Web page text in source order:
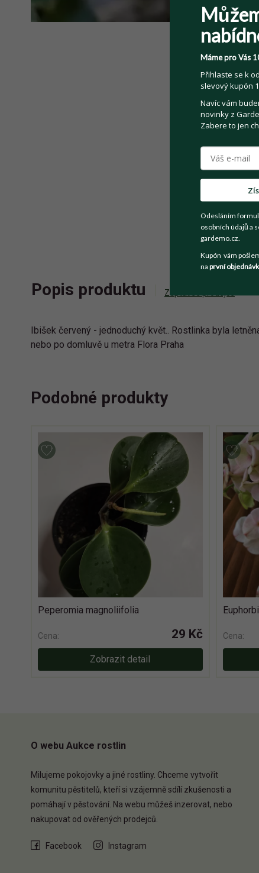
Popis produktu Zeptat se prodejce
Ibišek červený - jednoduchý květ.. Rostlinka byla
nebo po domluvě u metra Flora Praha
Podobné produkty
Peperomia magnoliifolia
Cena: 29 Kč
Zobrazit detail
Cena:
O webu Aukce rostlin
Milujeme pokojovky a jiné rostliny. Chceme vytvořit
komunitu pěstitelů, kteří si vzájemně sdílí zkušenosti a
pomáhají v pěstování. Na webu můžeš inzerovat, nebo
nakupovat od ověřených prodejců.
Facebook Instagram
Máme pro Vás
Přihlaste se k
slevový kupón
Navíc vám
novinky z
Zabere to jen
Odesláním
osobních údajů a
gardemo.cz.
Kupón vám
na první